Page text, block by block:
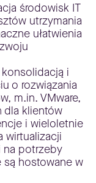
środowisk IT
utrzymania
ułatwienia
i
o rozwiązania
m.in. VMware,
dla klientów
i wieloletnie
wirtualizacji
na potrzeby
są hostowane w